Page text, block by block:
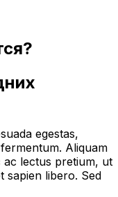
egestas,
Aliquam
lectus pretium, ut
sapien libero. Sed